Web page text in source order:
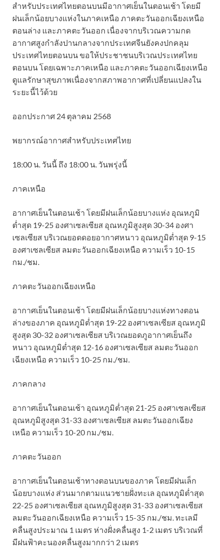
สำหรับประเทศไทยตอนบนมีอากาศเย็นในตอนเช้า โดยมี
ฝนเล็กน้อยบางแห่งในภาคเหนือ ภาคตะวันออกเฉียงเหนือ
ตอนล่าง และภาคตะวันออก เนื่องจากบริเวณความกด
อากาศสูงกำลังปานกลางจากประเทศจีนยังคงปกคลุม
ประเทศไทยตอนบน ขอให้ประชาชนบริเวณประเทศไทย
ตอนบน โดยเฉพาะภาคเหนือ และภาคตะวันออกเฉียงเหนือ
ดูแลรักษาสุขภาพเนื่องจากสภาพอากาศที่เปลี่ยนแปลงใน
ระยะนี้ไว้ด้วย
ออกประกาศ 24 ตุลาคม 2568
พยากรณ์อากาศสำหรับประเทศไทย
18:00 น. วันนี้ ถึง 18:00 น. วันพรุ่งนี้
ภาคเหนือ
อากาศเย็นในตอนเช้า โดยมีฝนเล็กน้อยบางแห่ง อุณหภูมิ
ต่ำสุด 19-25 องศาเซลเซียส อุณหภูมิสูงสุด 30-34 องศา
เซลเซียส บริเวณยอดดอยอากาศหนาว อุณหภูมิต่ำสุด 9-15
องศาเซลเซียส ลมตะวันออกเฉียงเหนือ ความเร็ว 10-15
กม./ชม.
ภาคตะวันออกเฉียงเหนือ
อากาศเย็นในตอนเช้า โดยมีฝนเล็กน้อยบางแห่งทางตอน
ล่างของภาค อุณหภูมิต่ำสุด 19-22 องศาเซลเซียส อุณหภูมิ
สูงสุด 30-32 องศาเซลเซียส บริเวณยอดภูอากาศเย็นถึง
หนาว อุณหภูมิต่ำสุด 12-16 องศาเซลเซียส ลมตะวันออก
เฉียงเหนือ ความเร็ว 10-25 กม./ชม.
ภาคกลาง
อากาศเย็นในตอนเช้า อุณหภูมิต่ำสุด 21-25 องศาเซลเซียส
อุณหภูมิสูงสุด 31-33 องศาเซลเซียส ลมตะวันออกเฉียง
เหนือ ความเร็ว 10-20 กม./ชม.
ภาคตะวันออก
อากาศเย็นในตอนเช้าทางตอนบนของภาค โดยมีฝนเล็ก
น้อยบางแห่ง ส่วนมากตามแนวชายฝั่งทะเล อุณหภูมิต่ำสุด
22-25 องศาเซลเซียส อุณหภูมิสูงสุด 31-33 องศาเซลเซียส
ลมตะวันออกเฉียงเหนือ ความเร็ว 15-35 กม./ชม. ทะเลมี
คลื่นสูงประมาณ 1 เมตร ห่างฝั่งคลื่นสูง 1-2 เมตร บริเวณที่
มีฝนฟ้าคะนองคลื่นสูงมากกว่า 2 เมตร